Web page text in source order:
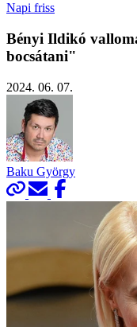
Napi friss
Bényi Ildikó
bocsátani"
2024. 06. 07.
Baku György